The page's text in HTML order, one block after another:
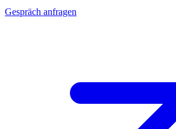
Gespräch anfragen